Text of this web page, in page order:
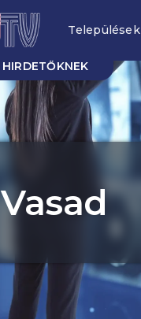
Települések
HIRDETŐKNEK
Vasad